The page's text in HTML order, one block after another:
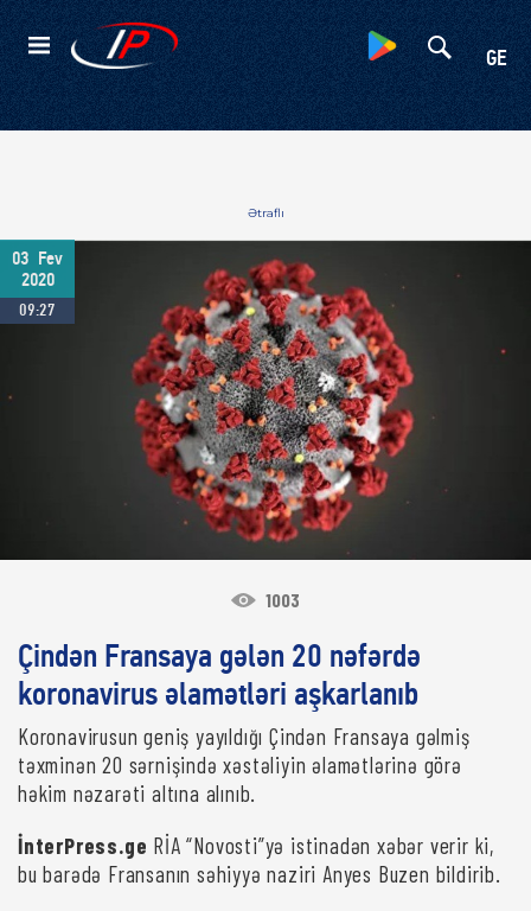
GE
Kateqoriyalar
Ətraflı
03
Fev
2020
09:27
1003
Çindən Fransaya gələn 20 nəfərdə
koronavirus əlamətləri aşkarlanıb
Koronavirusun geniş yayıldığı Çindən Fransaya gəlmiş
təxminən 20 sərnişində xəstəliyin əlamətlərinə görə
həkim nəzarəti altına alınıb.
İnterPress.ge RİA “Novosti”yə istinadən xəbər verir ki,
bu barədə Fransanın səhiyyə naziri Anyes Buzen bildirib.